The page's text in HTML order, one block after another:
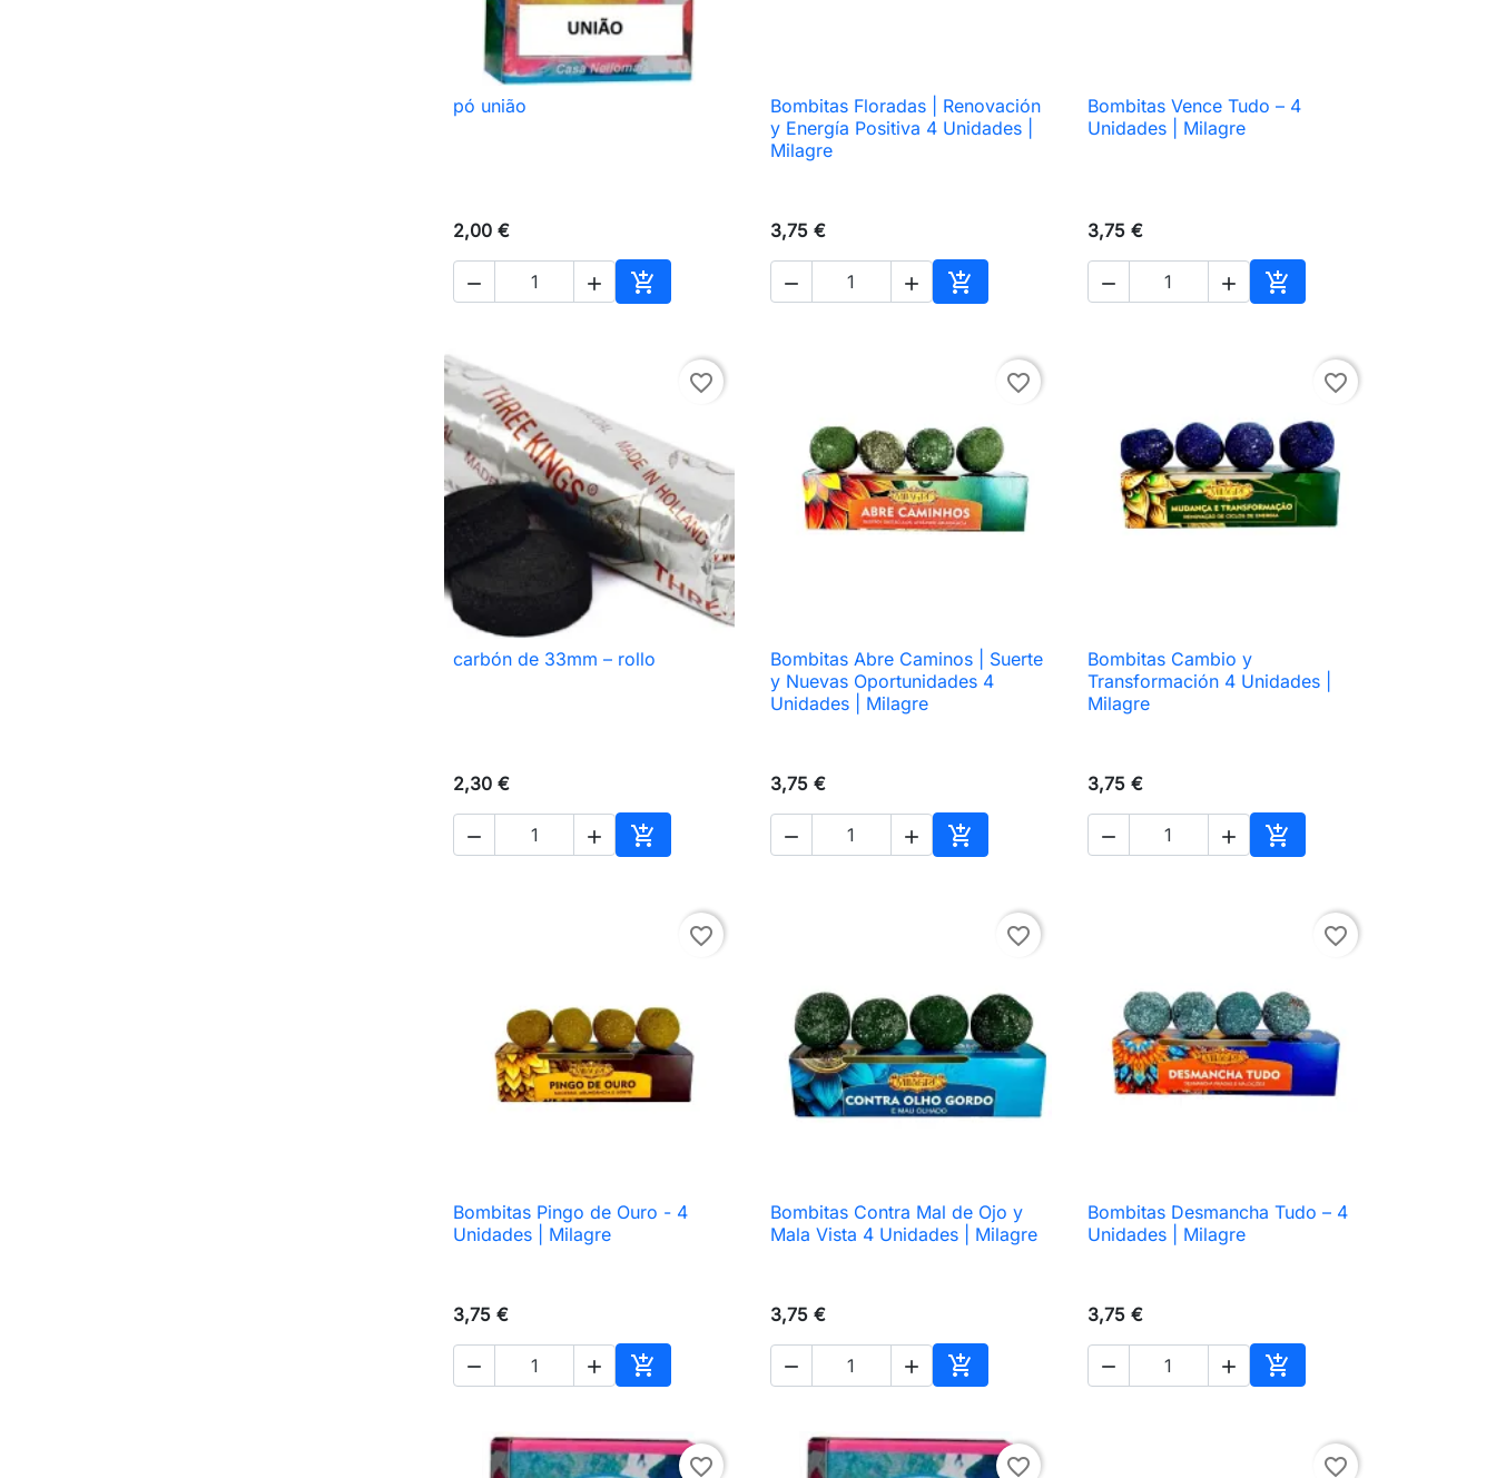
pó união
2,00 €
  
Añadir al carrito
 Vista rápida
Bombitas Floradas | Renovación
y Energía Positiva 4 Unidades |
Milagre
3,75 €
  
Añadir al carrito
 Vista rápida
Bombitas Vence Tudo – 4
Unidades | Milagre
3,75 €
  
Añadir al carrito
favorite_border
 Vista rápida
carbón de 33mm – rollo
2,30 €
  
Añadir al carrito
favorite_border
 Vista rápida
Bombitas Abre Caminos | Suerte
y Nuevas Oportunidades 4
Unidades | Milagre
3,75 €
  
Añadir al carrito
favorite_border
 Vista rápida
Bombitas Cambio y
Transformación 4 Unidades |
Milagre
3,75 €
  
Añadir al carrito
favorite_border
 Vista rápida
Bombitas Pingo de Ouro - 4
Unidades | Milagre
3,75 €
  
Añadir al carrito
favorite_border
 Vista rápida
Bombitas Contra Mal de Ojo y
Mala Vista 4 Unidades | Milagre
3,75 €
  
Añadir al carrito
favorite_border
 Vista rápida
Bombitas Desmancha Tudo – 4
Unidades | Milagre
3,75 €
  
Añadir al carrito
favorite_border favorite_border favorite_border